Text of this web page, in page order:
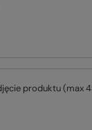
produktu (max